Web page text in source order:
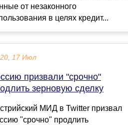
от незаконного
в целях кредит...
17 Июл
призвали "срочно"
зерновую сделку
МИД в Twitter призвал
"срочно" продлить